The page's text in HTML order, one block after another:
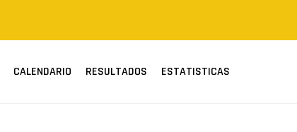
CALENDARIO RESULTADOS ESTATISTICAS